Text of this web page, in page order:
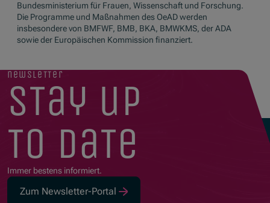
Bundesministerium für Frauen, Wissenschaft und Forschung.
Die Programme und Maßnahmen des OeAD werden
insbesondere von BMFWF, BMB, BKA, BMWKMS, der ADA
sowie der Europäischen Kommission finanziert.
newsletter
stay up
to date
Immer bestens informiert.
Zum Newsletter-Portal